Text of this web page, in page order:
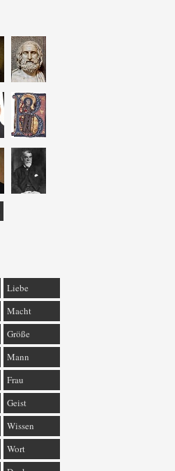
Liebe
Macht
Größe
Mann
Frau
Geist
Wissen
Wort